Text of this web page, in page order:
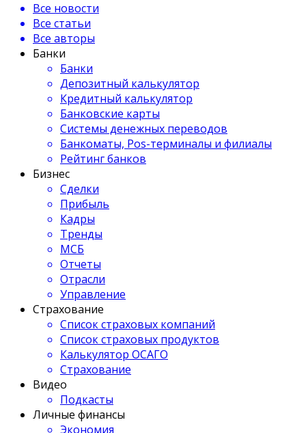
Все новости
Все статьи
Все авторы
Банки
Банки
Депозитный калькулятор
Кредитный калькулятор
Банковские карты
Системы денежных переводов
Банкоматы, Pos-терминалы и филиалы
Рейтинг банков
Бизнес
Сделки
Прибыль
Кадры
Тренды
МСБ
Отчеты
Отрасли
Управление
Страхование
Список страховых компаний
Список страховых продуктов
Калькулятор ОСАГО
Страхование
Видео
Подкасты
Личные финансы
Экономия